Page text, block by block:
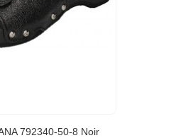
792340-50-8 Noir